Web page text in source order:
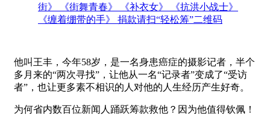
街》 《街舞青春》 《补衣女》 《抗洪小战士》
《缠着绷带的手》 捐款请扫“轻松筹”二维码
他叫王丰，今年58岁，是一名身患癌症的摄影记者，半个
多月来的“两次寻找”，让他从一名“记录者”变成了“受访
者”，也让更多素不相识的人对他的人生经历产生好奇。
为何省内数百位新闻人踊跃筹款救他？因为他值得钦佩！